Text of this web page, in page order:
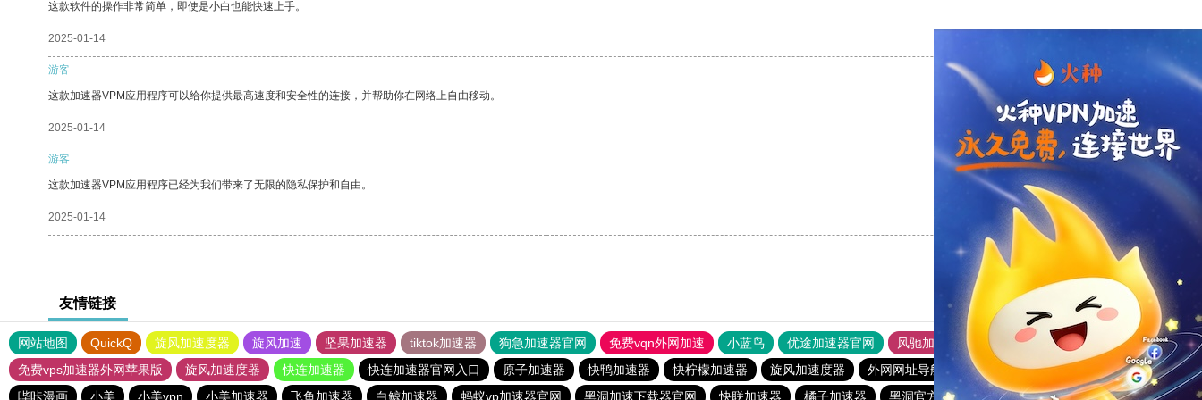
这款软件的操作非常简单，即使是小白也能快速上手。
2025-01-14
游客
这款加速器VPM应用程序可以给你提供最高速度和安全性的连接，并帮助你在网络上自由移动。
2025-01-14 支持 [0] 反对 [0]
游客
这款加速器VPM应用程序已经为我们带来了无限的隐私保护和自由。
2025-01-14 支持
友情链接
网站地图 QuickQ 旋风加速度器 旋风加速 坚果加速器 tiktok加速器 狗急加速器官网 免费vqn外网加速 小蓝鸟 优途加速器官网 风驰加速器
旋风加速器
免费vps加速器外网苹果版
旋风加速度器 快连加速器 快连加速器官网入口 原子加速器 快鸭加速器 快柠檬加速器 旋风加速度器 外网网址导航 软件中心 雷霆加速
狂飙加速器
哔咔漫画
小美 小美vpn 小美加速器 飞鱼加速器 白鲸加速器 蚂蚁vp加速器官网 黑洞加速下载器官网 快联加速器 橘子加速器 黑洞官方加速器 2023免费加速神器